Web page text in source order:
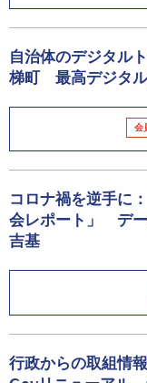
自治体のデジタル
梯町 最高デジタ
会
コロナ禍を逆手に
会レポート」 デ
吉基
行政からの取組情